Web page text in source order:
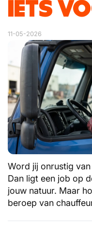
IETS
11-05-2026
Word jij onrustig
Dan ligt een job op
jouw natuur. Maar
beroep van